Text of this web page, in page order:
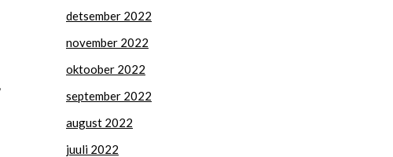
detsember 2022
november 2022
oktoober 2022
september 2022
august 2022
juuli 2022